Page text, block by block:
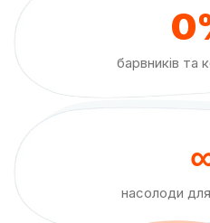
барвників та
насолоди